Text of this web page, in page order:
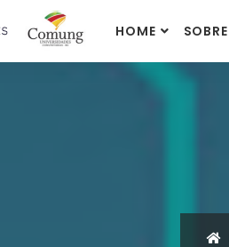
COMUNG
HOME SOBRE